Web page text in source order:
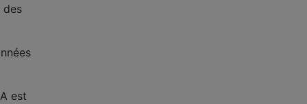
des
est